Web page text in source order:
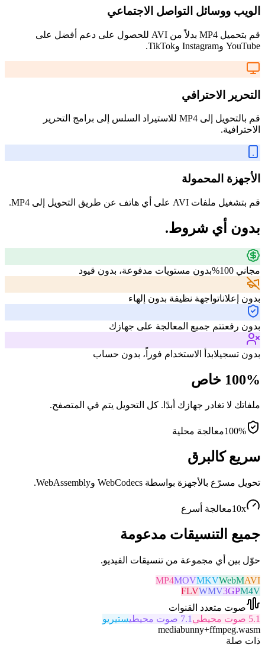
الويب ووسائل التواصل الاجتماعي
قم بتحميل MP4 بدلاً من AVI للحصول على دعم أفضل على
YouTube وInstagram وTikTok.
التحرير الاحترافي
قم بالتحويل إلى MP4 للاستيراد السلس إلى برامج التحرير
الاحترافية.
الأجهزة المحمولة
قم بتشغيل ملفات AVI على أي هاتف عن طريق التحويل إلى MP4.
بدون أي شروط.
مجاني 100% بدون مستويات مدفوعة، بدون قيود
بدون إعلاناتواجهة نظيفة بدون إلهاء
بدون رفعتتم جميع المعالجة على جهازك
بدون تسجيلابدأ الاستخدام فوراً، بدون حساب
100% خاص
ملفاتك لا تغادر جهازك أبدًا. كل التحويل يتم في المتصفح.
100%معالجة محلية
سريع كالبرق
تحويل مسرّع بالأجهزة بواسطة WebCodecs وWebAssembly.
10xمعالجة أسرع
جميع التنسيقات مدعومة
حوّل بين أي مجموعة من تنسيقات الفيديو.
MP4MOVMKVWebMAVI
FLVWMV3GPM4V
صوت متعدد القنوات
5.1 صوت محيطي
7.1 صوت محيطي
ستيريو
mediabunny+ffmpeg.wasm
ذات صلة